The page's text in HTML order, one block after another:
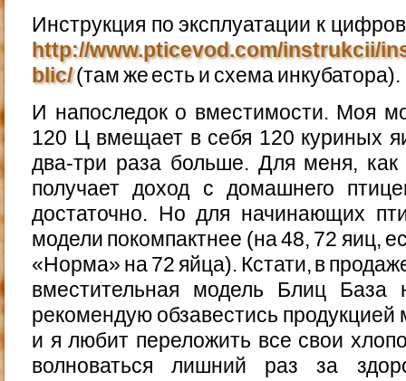
Инструкция по эксплуатации к
http://www.pticevod.com/instrukcii/
blic/(там же есть и схема инкубатора).
И напоследок о вместимости. Моя
120 Ц вмещает в себя 120 куриных
два-три раза больше. Для меня, как
получает доход с домашнего
достаточно. Но для начинающих
модели покомпактнее (на 48, 72 яиц,
«Норма» на 72 яйца). Кстати, в
вместительная модель Блиц
рекомендую обзавестись продукцией
и я любит переложить все свои
волноваться лишний раз за